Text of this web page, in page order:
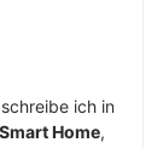
ich in
Smart Home,